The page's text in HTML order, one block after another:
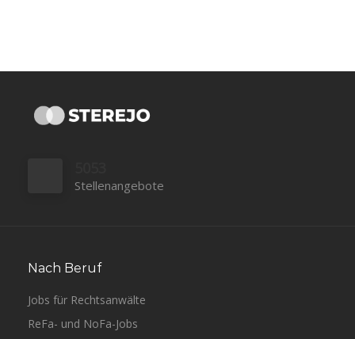
Stellenangebote
Nach Beruf
Jobs für Rechtsanwälte
ReFa- und NoFa-Jobs